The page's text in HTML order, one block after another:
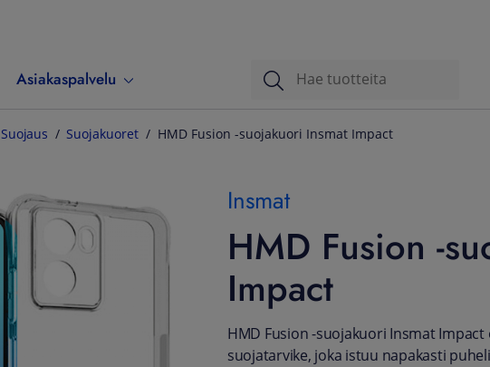
Asiakaspalvelu
Suojaus Suojakuoret HMD Fusion -suojakuori Insmat Impact
Insmat
HMD Fusion -
Impact
HMD Fusion -suojakuori Insmat Impact
suojatarvike, joka istuu napakasti